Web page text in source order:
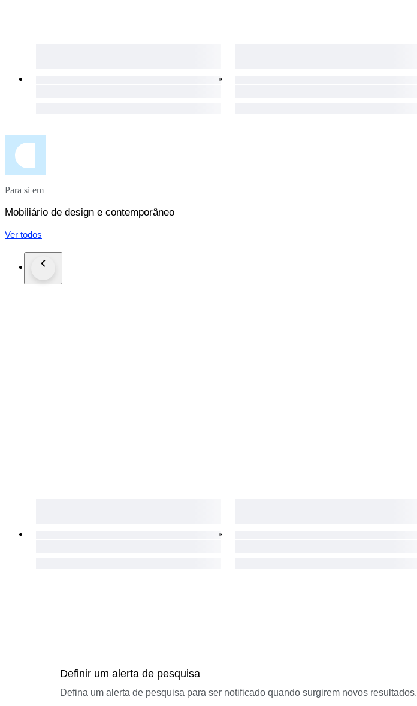
Para si em
Mobiliário de design e contemporâneo
Ver todos
Definir um alerta de pesquisa
Defina um alerta de pesquisa para ser notificado quando surgirem novos resultados.